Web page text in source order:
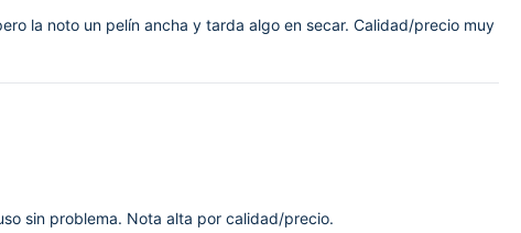
la noto un pelín ancha y tarda algo en secar. Calidad/precio muy
sin problema. Nota alta por calidad/precio.